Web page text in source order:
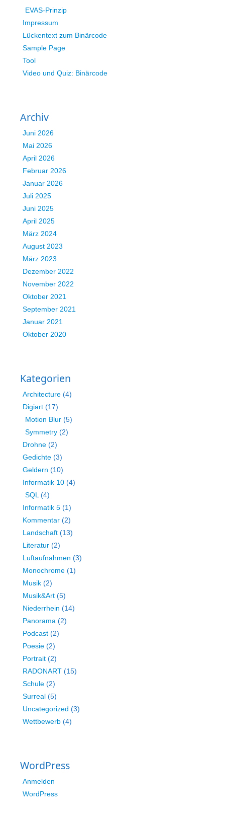
EVAS-Prinzip
Impressum
Lückentext zum Binärcode
Sample Page
Tool
Video und Quiz: Binärcode
Archiv
Juni 2026
Mai 2026
April 2026
Februar 2026
Januar 2026
Juli 2025
Juni 2025
April 2025
März 2024
August 2023
März 2023
Dezember 2022
November 2022
Oktober 2021
September 2021
Januar 2021
Oktober 2020
Kategorien
Architecture (4)
Digiart (17)
Motion Blur (5)
Symmetry (2)
Drohne (2)
Gedichte (3)
Geldern (10)
Informatik 10 (4)
SQL(4)
Informatik 5 (1)
Kommentar (2)
Landschaft (13)
Literatur (2)
Luftaufnahmen (3)
Monochrome (1)
Musik (2)
Musik&Art (5)
Niederrhein (14)
Panorama (2)
Podcast (2)
Poesie (2)
Portrait (2)
RADONART (15)
Schule (2)
Surreal (5)
Uncategorized (3)
Wettbewerb (4)
WordPress
Anmelden
WordPress